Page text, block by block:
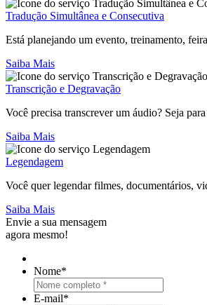
Tradução Simultânea e Consecutiva
Está planejando um evento, treinamento,
Saiba Mais
Transcrição e Degravação
Você precisa transcrever um áudio? Seja
Saiba Mais
Legendagem
Você quer legendar filmes, documentários,
Saiba Mais
Envie a sua mensagem
agora mesmo!
Nome*
E-mail*